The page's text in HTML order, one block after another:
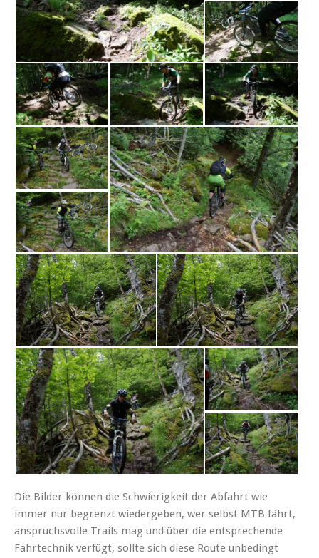
Die Bilder können die Schwierigkeit der Abfahrt wie
immer nur begrenzt wiedergeben, wer selbst MTB fährt,
anspruchsvolle Trails mag und über die entsprechende
Fahrtechnik verfügt, sollte sich diese Route unbedingt